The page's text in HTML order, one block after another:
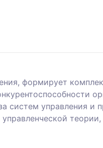
формирует
систем управления
управленческой